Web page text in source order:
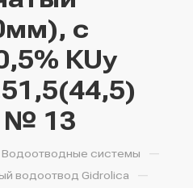
с
КUу
№ 13
Водоотводные системы —
водоотвод Gidrolica —